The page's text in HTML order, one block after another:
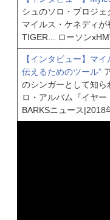
シュのソロ・プロジ
マイルス・ケネディ
TIGER...
ローソン
【インタビュー】マ
伝えるためのツール”
のシンガーとして知ら
ロ・アルバム『イヤー
BARKSニュース|2018